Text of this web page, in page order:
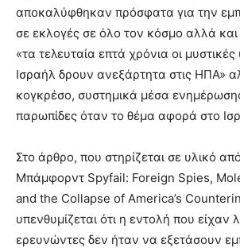
αποκαλύφθηκαν πρόσφατα για την
σε εκλογές σε όλο τον κόσμο αλλά και
«τα τελευταία επτά χρόνια οι
Ισραήλ δρουν ανεξάρτητα στις ΗΠΑ»
κογκρέσο, συστημικά μέσα
παρωπίδες όταν το θέμα αφορά στο
Στο άρθρο, που στηρίζεται σε υλικό
Μπάμφορντ Spyfail: Foreign Spies,
and the Collapse of America’s
υπενθυμίζεται ότι η εντολή που είχαν
ερευνώντες δεν ήταν να εξετάσουν